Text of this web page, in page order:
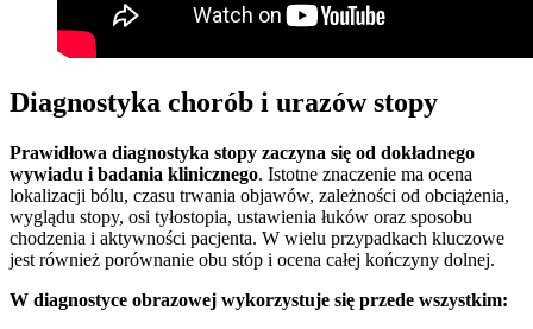
Diagnostyka chorób i urazów stopy
Prawidłowa diagnostyka stopy zaczyna się od dokładnego
wywiadu i badania klinicznego. Istotne znaczenie ma ocena
lokalizacji bólu, czasu trwania objawów, zależności od obciążenia,
wyglądu stopy, osi tyłostopia, ustawienia łuków oraz sposobu
chodzenia i aktywności pacjenta. W wielu przypadkach kluczowe
jest również porównanie obu stóp i ocena całej kończyny dolnej.
W diagnostyce obrazowej wykorzystuje się przede wszystkim: